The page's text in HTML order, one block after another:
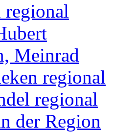
Meinrad
regional
regional
der Region